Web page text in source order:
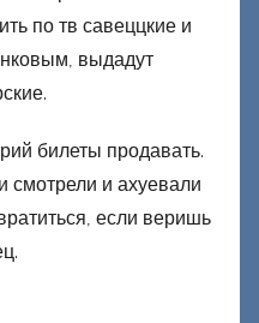
по тв савеццкие и
выдадут
билеты продавать.
смотрели и ахуевали
если веришь